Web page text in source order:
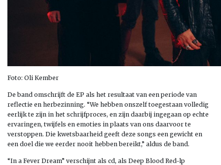
Foto: Oli Kember
De band omschrijft de EP als het resultaat van een periode van
reflectie en herbezinning. “We hebben onszelf toegestaan volledig
eerlijk te zijn in het schrijfproces, en zijn daarbij ingegaan op echte
ervaringen, twijfels en emoties in plaats van ons daarvoor te
verstoppen. Die kwetsbaarheid geeft deze songs een gewicht en
een doel die we eerder nooit hebben bereikt,” aldus de band.
“In a Fever Dream” verschijnt als cd, als Deep Blood Red-lp